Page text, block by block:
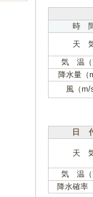
時
天
気 温
降水量（
風（m/
日
天
気 温
降水確率